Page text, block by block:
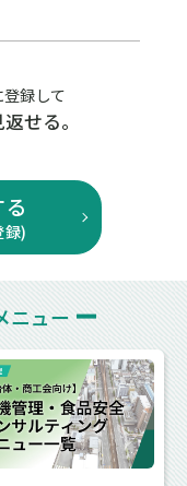
録して
せる。
)
ニュー